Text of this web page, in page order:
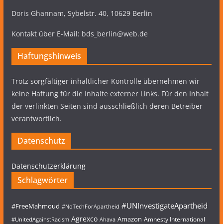
Doris Ghannam, Sybelstr. 40, 10629 Berlin
Kontakt über E-Mail: bds_berlin@web.de
Haftungshinweis
Trotz sorgfältiger inhaltlicher Kontrolle übernehmen wir
keine Haftung für die Inhalte externer Links. Für den Inhalt
der verlinkten Seiten sind ausschließlich deren Betreiber
verantwortlich.
Datenschutz
Datenschutzerklärung
Schlagwörter
#FreeMahmoud #NoTechForApartheid #UNInvestigateApartheid
#UnitedAgainstRacism Agrexco Ahava Amazon Amnesty International